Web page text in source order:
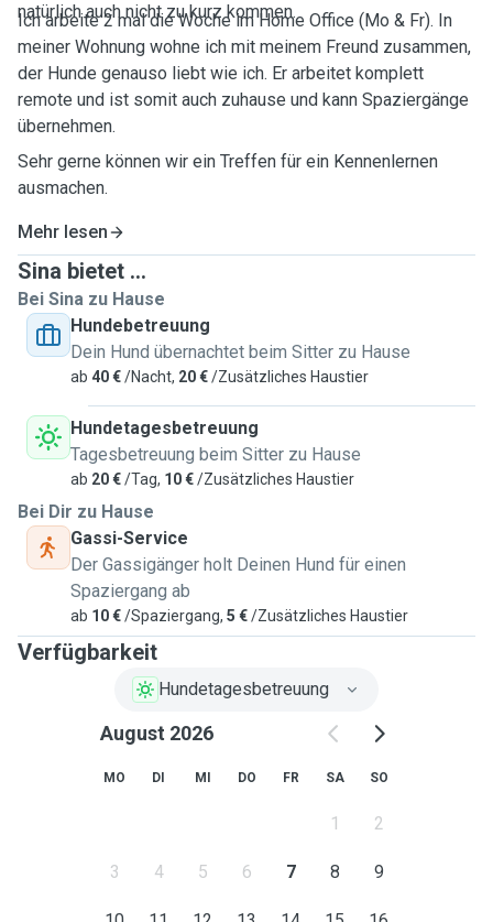
natürlich auch nicht zu kurz kommen.
Ich arbeite 2 mal die Woche im Home Office (Mo & Fr). In
meiner Wohnung wohne ich mit meinem Freund zusammen,
der Hunde genauso liebt wie ich. Er arbeitet komplett
remote und ist somit auch zuhause und kann Spaziergänge
übernehmen.
Sehr gerne können wir ein Treffen für ein Kennenlernen
ausmachen.
Mehr lesen
Sina bietet ...
Bei Sina zu Hause
Hundebetreuung
Dein Hund übernachtet beim Sitter zu Hause
ab 40 €/Nacht, 20 €/Zusätzliches Haustier
Hundetagesbetreuung
Tagesbetreuung beim Sitter zu Hause
ab 20 €/Tag, 10 €/Zusätzliches Haustier
Bei Dir zu Hause
Gassi-Service
Der Gassigänger holt Deinen Hund für einen
Spaziergang ab
ab 10 €/Spaziergang, 5 €/Zusätzliches Haustier
Verfügbarkeit
Hundetagesbetreuung
August 2026
MO DI MI DO FR SA SO
1 2
3 4 5 6 7 8 9